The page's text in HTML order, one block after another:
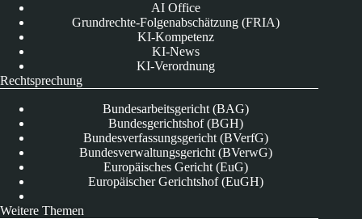
AI Office
Grundrechte-Folgenabschätzung (FRIA)
KI-Kompetenz
KI-News
KI-Verordnung
Rechtsprechung
Bundesarbeitsgericht (BAG)
Bundesgerichtshof (BGH)
Bundesverfassungsgericht (BVerfG)
Bundesverwaltungsgericht (BVerwG)
Europäisches Gericht (EuG)
Europäischer Gerichtshof (EuGH)
Weitere Themen